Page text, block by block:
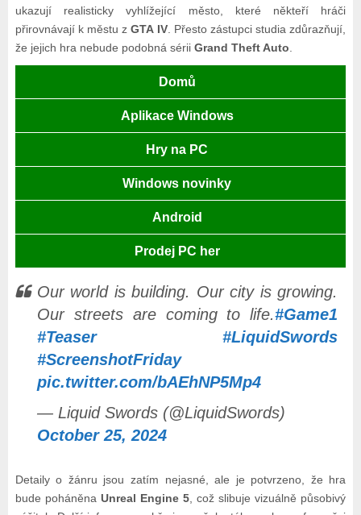
ukazují realisticky vyhlížející město, které někteří hráči
přirovnávají k městu zGTA IV. Přesto zástupci studia zdůrazňují,
že jejich hra nebude podobná sérii Grand Theft Auto
Domů
Aplikace Windows
Hry na PC
Windows novinky
Android
Prodej PC her
Our world is building. Our city is growing.
Our streets are coming to life.#Game1
#Teaser
#LiquidSwords
#ScreenshotFriday
pic.twitter.com/bAEhNP5Mp4
— Liquid Swords (@LiquidSwords)
October 25, 2024
Detaily o žánru jsou zatím nejasné, ale je potvrzeno, že hra
bude poháněna Unreal Engine 5 , což slibuje vizuálně působivý